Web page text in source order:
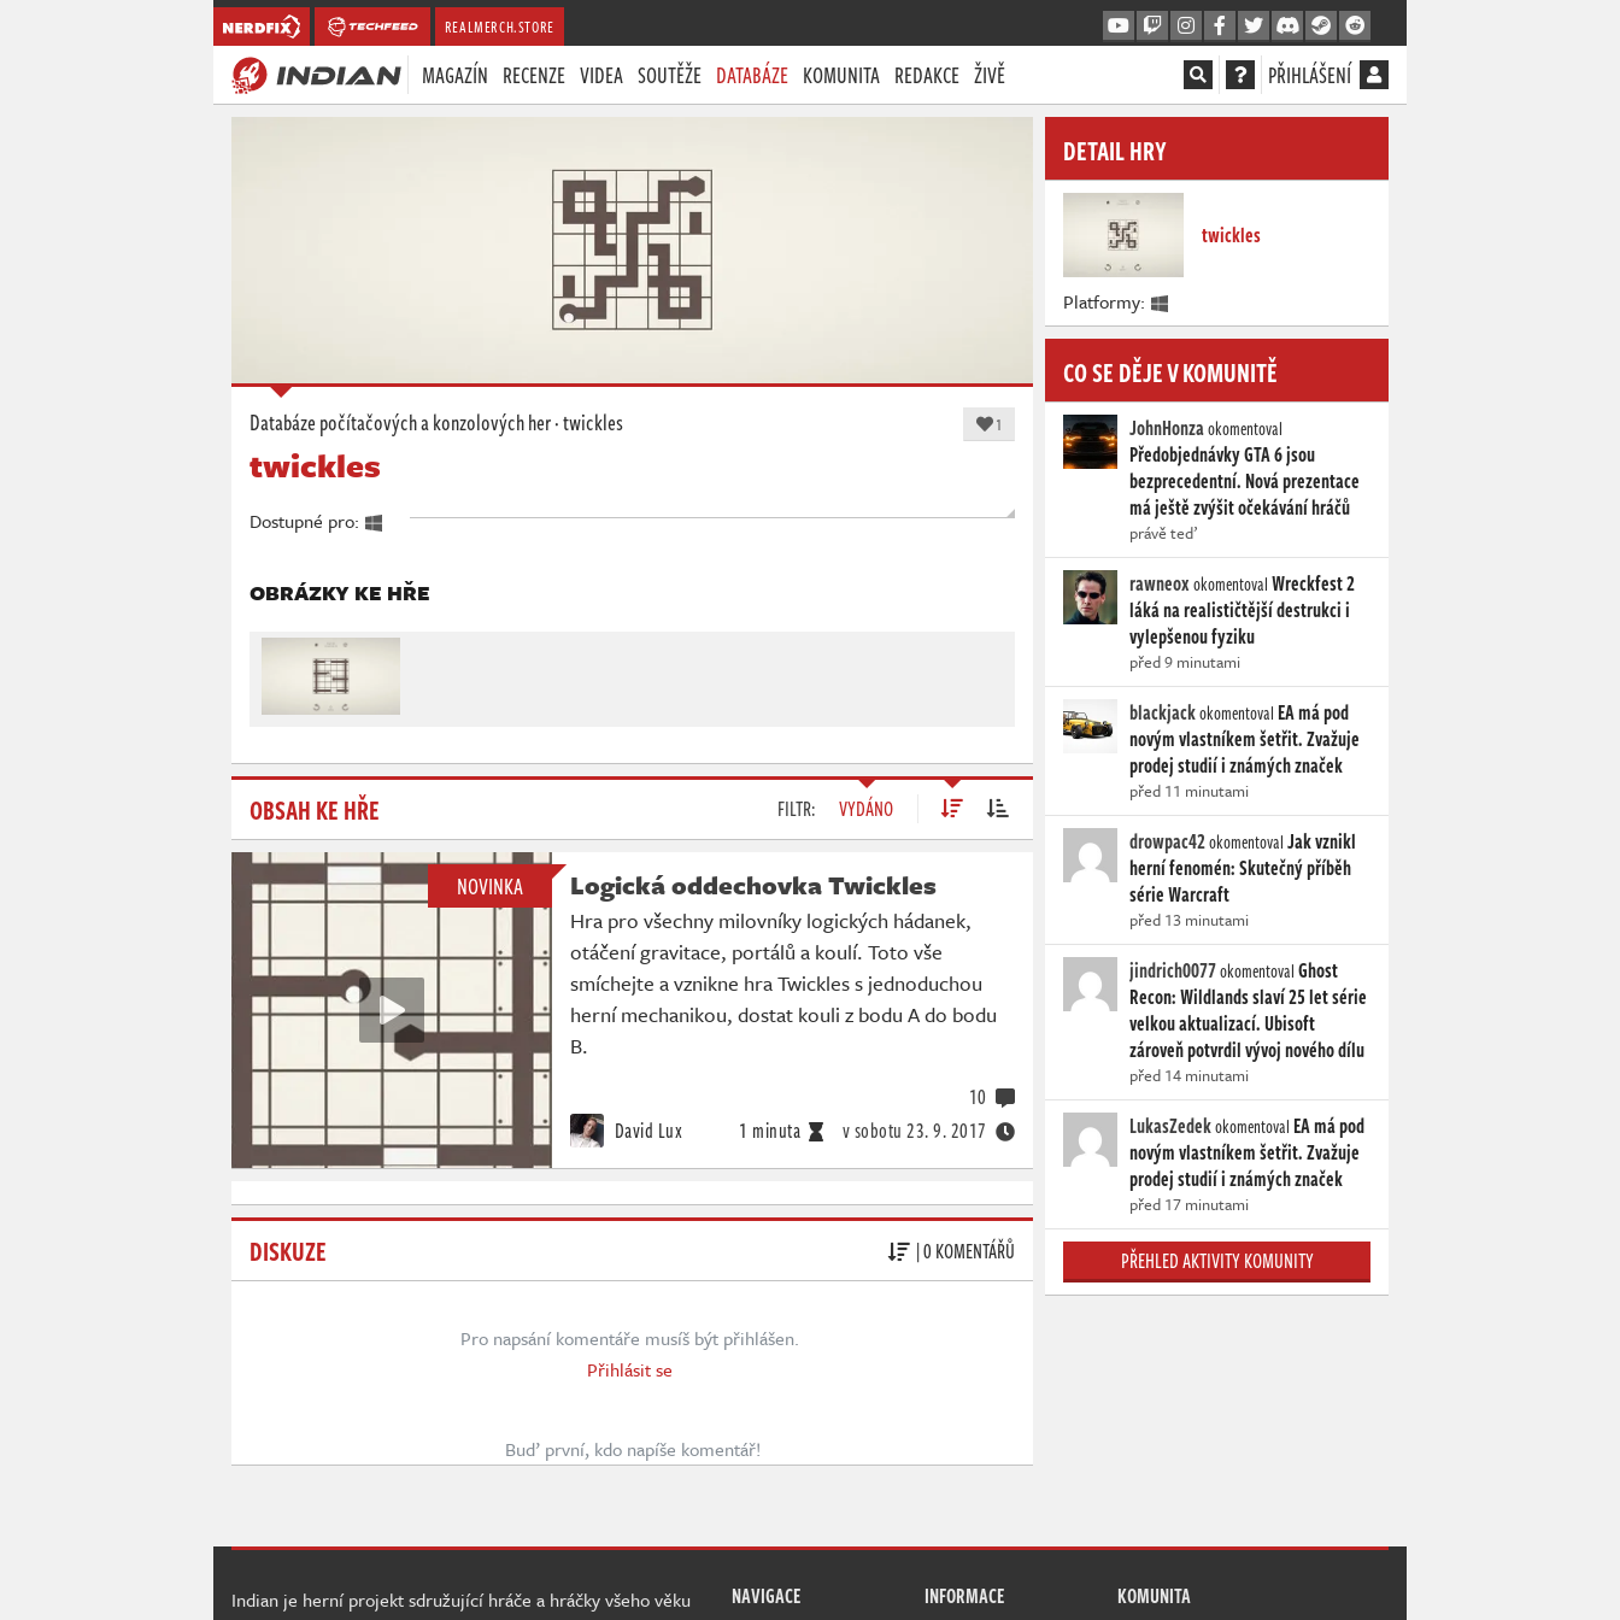
REALMERCH.STORE
MAGAZÍN RECENZE VIDEA SOUTĚŽE DATABÁZE KOMUNITA REDAKCE ŽIVĚ PŘIHLÁŠENÍ
Databáze počítačových a konzolových her·twickles 1
twickles
Dostupné pro:
OBRÁZKY KE HŘE
OBSAH KE HŘE FILTR: VYDÁNO
NOVINKA Logická oddechovka Twickles
Hra pro všechny milovníky logických hádanek,
otáčení gravitace, portálů a koulí. Toto vše
smíchejte a vznikne hra Twickles s jednoduchou
herní mechanikou, dostat kouli z bodu A do bodu
B.
David Lux 1 minuta v sobotu 23. 9. 2017
10
DISKUZE | 0 KOMENTÁŘŮ
Pro napsání komentáře musíš být přihlášen.
Přihlásit se
Buď první, kdo napíše komentář!
DETAIL HRY
twickles
Platformy:
CO SE DĚJE V KOMUNITĚ
JohnHonzaokomentoval
Předobjednávky GTA 6 jsou
bezprecedentní. Nová prezentace
má ještě zvýšit očekávání hráčů
právě teď
rawneoxokomentovalWreckfest 2
láká na realističtější destrukci i
vylepšenou fyziku
před 9 minutami
blackjackokomentoval EA má pod
novým vlastníkem šetřit. Zvažuje
prodej studií i známých značek
před 11 minutami
drowpac42okomentovalJak vznikl
herní fenomén: Skutečný příběh
série Warcraft
před 13 minutami
jindrich0077okomentovalGhost
Recon: Wildlands slaví 25 let série
velkou aktualizací. Ubisoft
zároveň potvrdil vývoj nového dílu
před 14 minutami
LukasZedekokomentoval EA má pod
novým vlastníkem šetřit. Zvažuje
prodej studií i známých značek
před 17 minutami
PŘEHLED AKTIVITY KOMUNITY
NAVIGACE INFORMACE KOMUNITA
Indian je herní projekt sdružující hráče a hráčky všeho věku